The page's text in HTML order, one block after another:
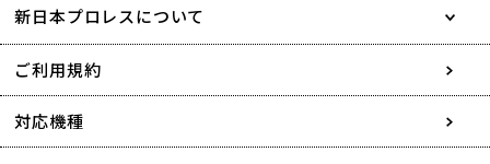
新日本プロレスについて
会社情報
採用情報
ご利用規約
対応機種